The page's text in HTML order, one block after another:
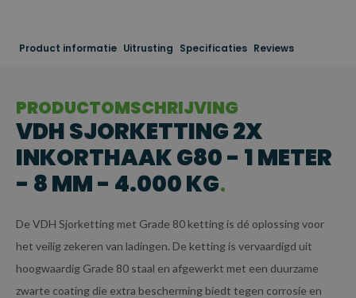
Product informatie Uitrusting Specificaties Reviews
PRODUCTOMSCHRIJVING
VDH SJORKETTING 2X
INKORTHAAK G80 - 1 METER
- 8 MM - 4.000 KG
De VDH Sjorketting met Grade 80 ketting is dé oplossing voor
het veilig zekeren van ladingen. De ketting is vervaardigd uit
hoogwaardig Grade 80 staal en afgewerkt met een duurzame
zwarte coating die extra bescherming biedt tegen corrosie en